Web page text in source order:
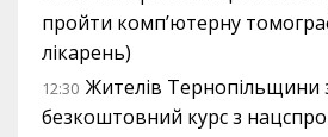
пройти комп’ютерну
лікарень)
12:30 Жителів
безкоштовний курс з